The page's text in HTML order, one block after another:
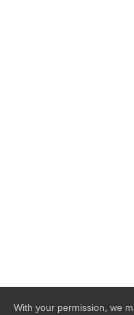
With your permission, we